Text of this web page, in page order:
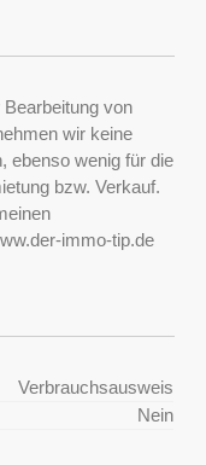
von
wir keine
ebenso wenig für die
bzw. Verkauf.
immo-tip.de
Verbrauchsausweis
Nein